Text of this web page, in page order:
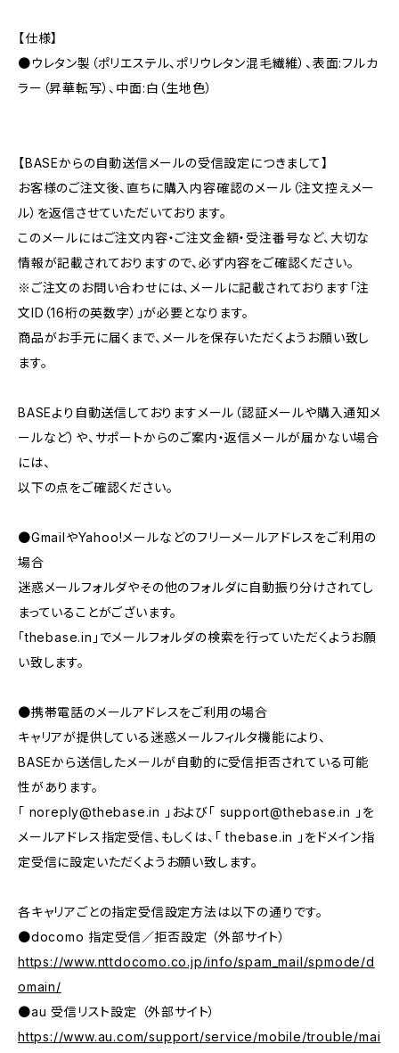
【仕様】
●ウレタン製（ポリエステル、ポリウレタン混毛繊維）、表面:フルカ
ラー（昇華転写）、中面:白（生地色）
【BASEからの自動送信メールの受信設定につきまして】
お客様のご注文後、直ちに購入内容確認のメール（注文控えメー
ル）を返信させていただいております。
このメールにはご注文内容・ご注文金額・受注番号など、大切な
情報が記載されておりますので、必ず内容をご確認ください。
※ご注文のお問い合わせには、メールに記載されております「注
文ID（16桁の英数字）」が必要となります。
商品がお手元に届くまで、メールを保存いただくようお願い致し
ます。
BASEより自動送信しておりますメール（認証メールや購入通知メ
ールなど）や、サポートからのご案内・返信メールが届かない場合
には、
以下の点をご確認ください。
●GmailやYahoo!メールなどのフリーメールアドレスをご利用の
場合
迷惑メールフォルダやその他のフォルダに自動振り分けされてし
まっていることがございます。
「thebase.in」でメールフォルダの検索を行っていただくようお願
い致します。
●携帯電話のメールアドレスをご利用の場合
キャリアが提供している迷惑メールフィルタ機能により、
BASEから送信したメールが自動的に受信拒否されている可能
性があります。
「 noreply@thebase.in 」および「 support@thebase.in
」を
メールアドレス指定受信、もしくは、「 thebase.in 」をドメイン指
定受信に設定いただくようお願い致します。
各キャリアごとの指定受信設定方法は以下の通りです。
●docomo 指定受信／拒否設定 （外部サイト）
https://www.nttdocomo.co.jp/info/spam_mail/spmode/d
omain/
●au 受信リスト設定 （外部サイト）
https://www.au.com/support/service/mobile/trouble/mai